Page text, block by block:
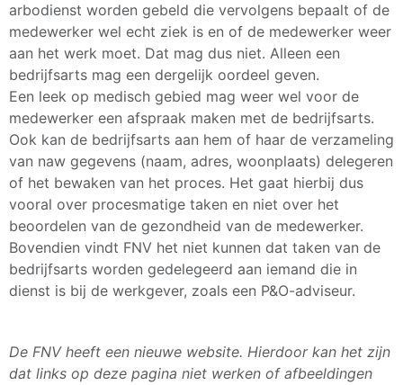
arbodienst worden gebeld die vervolgens bepaalt of de
medewerker wel echt ziek is en of de medewerker weer
aan het werk moet. Dat mag dus niet. Alleen een
bedrijfsarts mag een dergelijk oordeel geven.
Een leek op medisch gebied mag weer wel voor de
medewerker een afspraak maken met de bedrijfsarts.
Ook kan de bedrijfsarts aan hem of haar de verzameling
van naw gegevens (naam, adres, woonplaats) delegeren
of het bewaken van het proces. Het gaat hierbij dus
vooral over procesmatige taken en niet over het
beoordelen van de gezondheid van de medewerker.
Bovendien vindt FNV het niet kunnen dat taken van de
bedrijfsarts worden gedelegeerd aan iemand die in
dienst is bij de werkgever, zoals een P&O-adviseur.
De FNV heeft een nieuwe website. Hierdoor kan het zijn
dat links op deze pagina niet werken of afbeeldingen